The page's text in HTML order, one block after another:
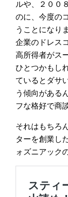
ルや、２００
のに、今度の
うことになり
企業のドレス
高所得者がス
ひとつかもし
ているとダサ
う傾向がある
フな格好で商
それはもちろ
ターを創業し
ォズニアック